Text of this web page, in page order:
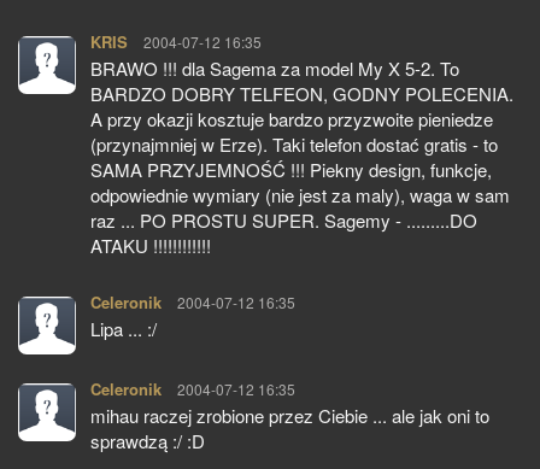
KRIS pisze:
2004-07-12 16:35
BRAWO !!! dla Sagema za model My X 5-2. To
BARDZO DOBRY TELFEON, GODNY POLECENIA.
A przy okazji kosztuje bardzo przyzwoite pieniedze
(przynajmniej w Erze). Taki telefon dostać gratis - to
SAMA PRZYJEMNOŚĆ !!! Piekny design, funkcje,
odpowiednie wymiary (nie jest za maly), waga w sam
raz ... PO PROSTU SUPER. Sagemy - .........DO
ATAKU !!!!!!!!!!!!
Celeronik pisze:
2004-07-12 16:35
Lipa ... :/
Celeronik pisze:
2004-07-12 16:35
mihau raczej zrobione przez Ciebie ... ale jak oni to
sprawdzą :/ :D